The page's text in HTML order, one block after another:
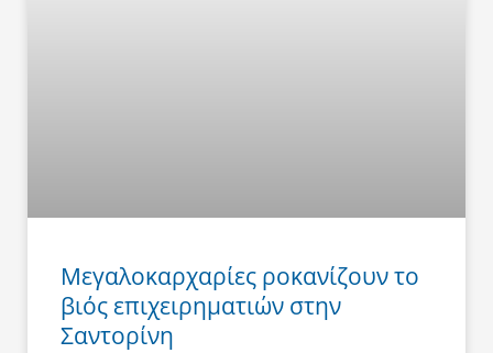
Μεγαλοκαρχαρίες ροκανίζουν το
βιός επιχειρηματιών στην
Σαντορίνη